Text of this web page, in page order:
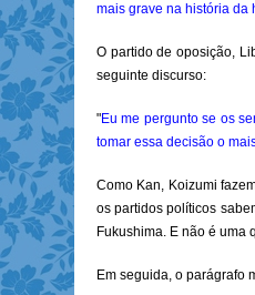
mais grave na história da
O partido de oposição,
seguinte discurso:
"Eu me pergunto se os
tomar essa decisão o
Como Kan, Koizumi
os partidos políticos
Fukushima. E não é uma
Em seguida, o parágrafo